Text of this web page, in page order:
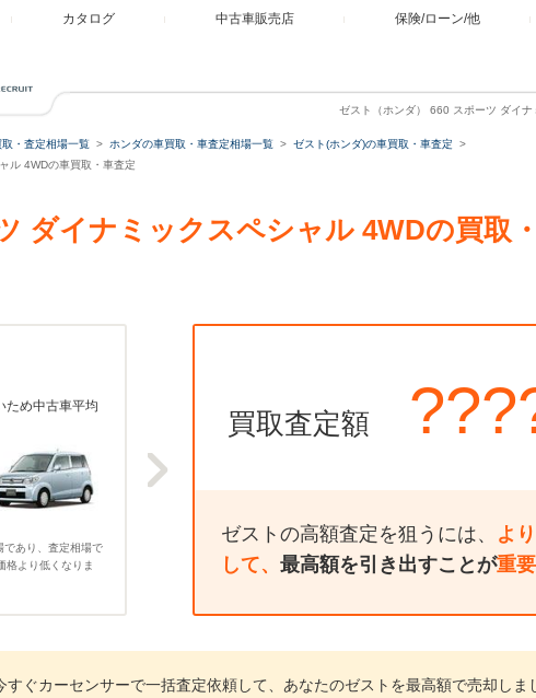
カタログ 中古車販売店 保険/ローン/他
ゼスト（ホンダ） 660 スポーツ ダイ
取・査定相場一覧 ホンダの車買取・車査定相場一覧
ゼスト(ホンダ)の車買取・車査定
ル 4WDの車買取・車査定
ダイナミックスペシャル 4WDの買取
ため中古車平均
あり、査定相場で
格より低くなりま
買取査定額
ゼストの高額査定を狙うには、 よ
して、 最高額を引き出すことが重要
すぐカーセンサーで一括査定依頼して、あなたのゼストを最高額で売却しま